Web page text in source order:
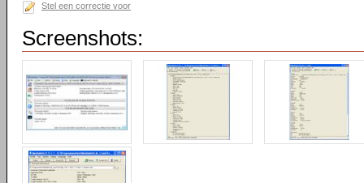
Stel een correctie voor
Screenshots: